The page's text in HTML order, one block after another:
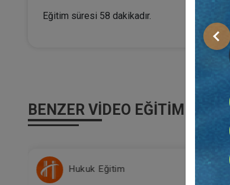
Eğitim süresi 58 dakikadır.
BENZER VIDEO EĞITIMLER
Hukuk Eğitim